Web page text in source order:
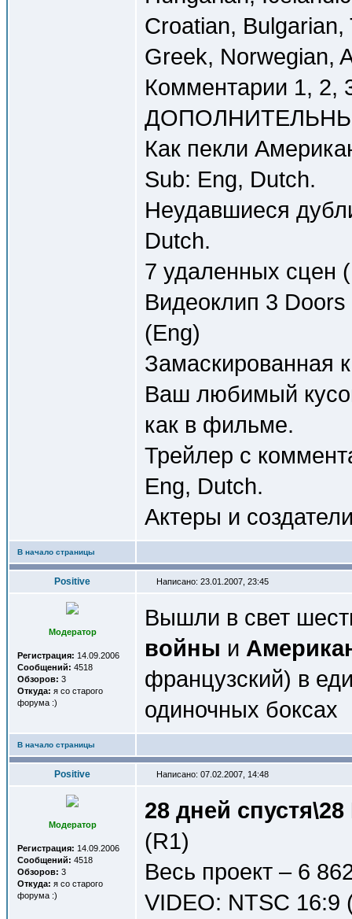
Croatian,
Greek, Norwegian,
Комментарии 1, 2,
Как пекли
Sub: Eng, Dutch.
Неудавшиеся
Dutch.
7 удаленных сцен
Видеоклип 3 Doors
(Eng)
Замаскированная
Ваш любимый
как в фильме.
Трейлер с
Eng, Dutch.
Актеры и
В начало страницы
Positive Написано: 23.01.2007, 23:45
Модератор
Регистрация: 14.09.2006
Сообщений: 4518
Обзоров: 3
Откуда: я со старого
форума :)
Вышли в свет
войны и
французский) в
одиночных боксах
В начало страницы
Positive Написано: 07.02.2007, 14:48
Модератор
Регистрация: 14.09.2006
Сообщений: 4518
Обзоров: 3
Откуда: я со старого
форума :)
28 дней
(R1)
Весь проект – 6
VIDEO: NTSC 16:9